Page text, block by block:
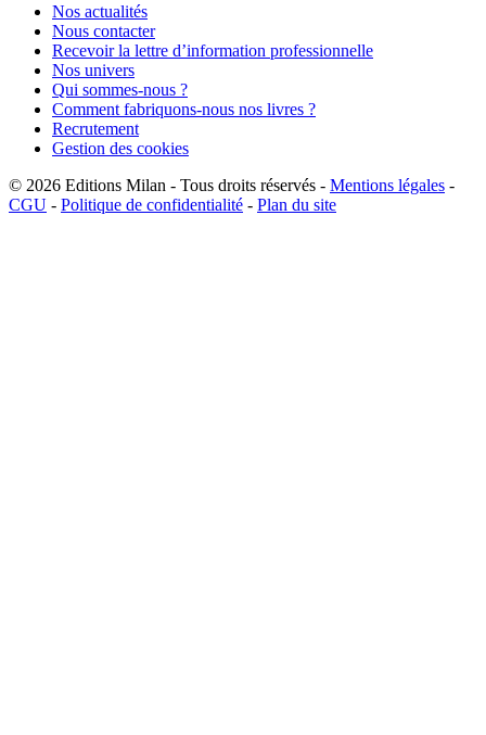
Nos actualités
Nous contacter
Recevoir la lettre d’information professionnelle
Nos univers
Qui sommes-nous ?
Comment fabriquons-nous nos livres ?
Recrutement
Gestion des cookies
© 2026 Editions Milan - Tous droits réservés - Mentions légales -
CGU - Politique de confidentialité - Plan du site